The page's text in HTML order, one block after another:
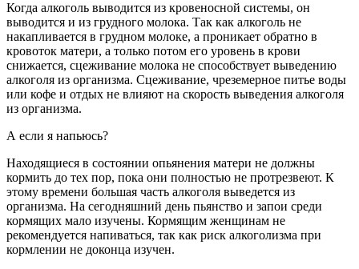
Когда алкоголь выводится из кровеносной системы, он
выводится и из грудного молока. Так как алкоголь не
накапливается в грудном молоке, а проникает обратно в
кровоток матери, а только потом его уровень в крови
снижается, сцеживание молока не способствует выведению
алкоголя из организма. Сцеживание, чреземерное питье воды
или кофе и отдых не влияют на скорость выведения алкоголя
из организма.
А если я напьюсь?
Находящиеся в состоянии опьянения матери не должны
кормить до тех пор, пока они полностью не протрезвеют. К
этому времени большая часть алкоголя выведется из
организма. На сегодняшний день пьянство и запои среди
кормящих мало изучены. Кормящим женщинам не
рекомендуется напиваться, так как риск алкоголизма при
кормлении не доконца изучен.